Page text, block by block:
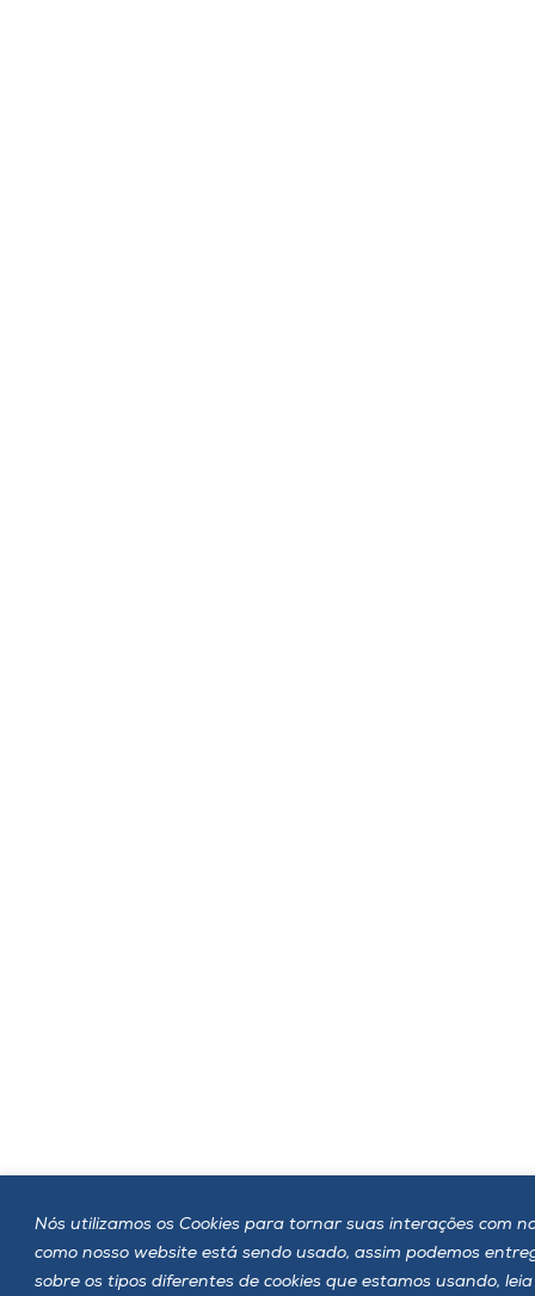
Nós utilizamos os Cookies para tornar suas interações com
como nosso website está sendo usado, assim podemos
sobre os tipos diferentes de cookies que estamos usando,